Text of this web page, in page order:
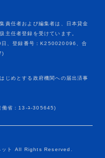
責任者および編集者は、日本貸金
主任者登録を受けています。
、登録番号：K250020096、合
じめとする政府機関への届出済事
働省：13-ﾕ-305645)